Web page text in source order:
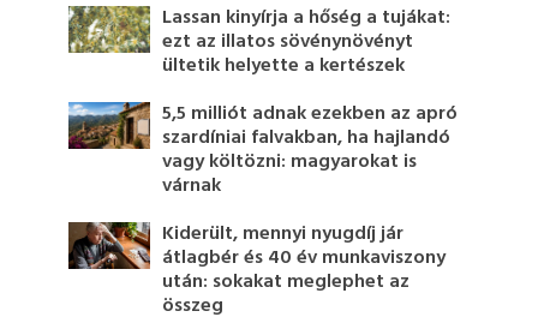
Lassan kinyírja a hőség a tujákat:
ezt az illatos sövénynövényt
ültetik helyette a kertészek
5,5 milliót adnak ezekben az apró
szardíniai falvakban, ha hajlandó
vagy költözni: magyarokat is
várnak
Kiderült, mennyi nyugdíj jár
átlagbér és 40 év munkaviszony
után: sokakat meglephet az
összeg